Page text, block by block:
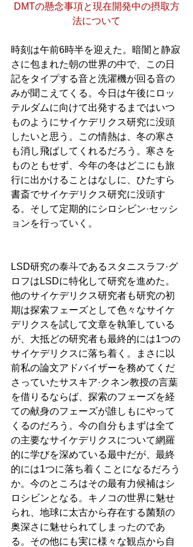
DMTの懸念事項と現在開発中の摂取方
法について
時刻は午前6時半を迎えた。暗闇と静寂
さに包まれた朝の世界の中で、この日
記をタイプする音と洗濯機が回る音の
みが聞こえてくる。今日は午後にロッ
テルダムに向けて出発するまではいつ
ものようにサイケデリクス研究に没頭
したいと思う。この情熱は、冬の寒さ
も消し飛ばしてくれるだろう。寒さを
ものともせず、今年の冬はどこにも旅
行に出かけることはなしに、ひたすら
書斎でサイケデリクス研究に没頭す
る。そして定期的にシロシビン·セッシ
ョンを行っていく。
LSD研究の泰斗であるスタニスラフ·グ
ロフはLSDに特化して研究を進めた。
他のサイケデリクス研究者も研究の初
期は探索フェーズとして色々なサイケ
デリクスを試して文章を執筆している
が、大抵どの研究者も最終的には1つの
サイケデリクスに落ち着く。まさに以
前私の論文アドバイザーを務めてくだ
さっていたサスキア·クネン教授の言葉
を借りるならば、探索のフェーズを経
ての献身のフェーズが誰しもにやって
くるのだろう。今の自分もまずは全て
の主要なサイケデリクスについて網羅
的に学びを深めている最中だが、最終
的には1つに落ち着くことになるだろう
か。今のところはその最有力候補はシ
ロシビンとなる。キノコの世界に魅せ
られ、地球に太古から存在する菌類の
奥深さに魅せられてしまったのであ
る。その他にも実に様々な観点から自